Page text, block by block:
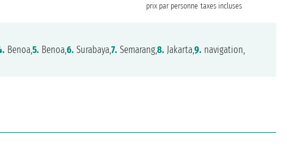
prix par personne taxes incluses
Benoa,5. Benoa,6. Surabaya,7. Semarang,8. Jakarta,9. navigation,